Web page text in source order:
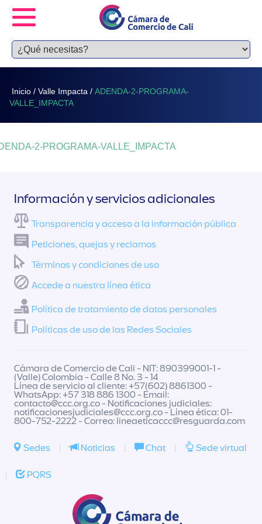
Inicio / Valle Impacta / ADENDA-2-PROGRAMA-
VALLE_IMPACTA
2-PROGRAMA-VALLE_IMPACTA
Información y servicios adicionales
Transparencia y acceso a la información pública
Peticiones, quejas y reclamos
Términos y condiciones de uso
Accede a nuestra línea ética
Política de tratamiento de datos personales
Políticas de uso de las Redes Sociales
Cámara de Comercio de Cali - NIT: 890399001-1 -
(Valle) Colombia - Calle 8 No. 3 - 14
Línea de servicio al cliente: +57(602) 8861300 -
WhatsApp: +57 318 886 1300 - Email:
contacto@ccc.org.co- Notificaciones judiciales:
notificacionesjudiciales@ccc.org.co- Línea ética: 01-
800-752-2222 - Correo: lineaeticaccc@resguarda.com
Sedes | Noticias | Chat | Sede virtual
| PQRS